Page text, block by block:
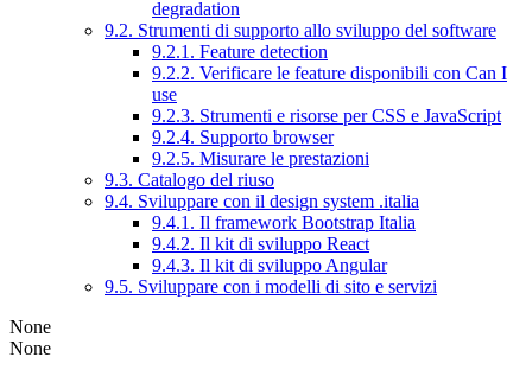
degradation
9.2. Strumenti di supporto allo sviluppo del software
9.2.1. Feature detection
9.2.2. Verificare le feature disponibili con Can I
use
9.2.3. Strumenti e risorse per CSS e JavaScript
9.2.4. Supporto browser
9.2.5. Misurare le prestazioni
9.3. Catalogo del riuso
9.4. Sviluppare con il design system .italia
9.4.1. Il framework Bootstrap Italia
9.4.2. Il kit di sviluppo React
9.4.3. Il kit di sviluppo Angular
9.5. Sviluppare con i modelli di sito e servizi
None
None